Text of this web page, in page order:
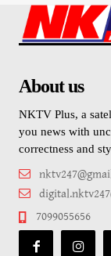
About us
NKTV Plus, a
you news with
correctness and
7099055656